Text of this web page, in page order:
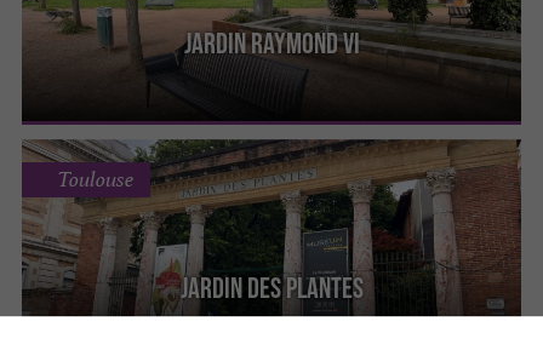
Jardin Raymond VI
Jardin des Plantes
Toulouse